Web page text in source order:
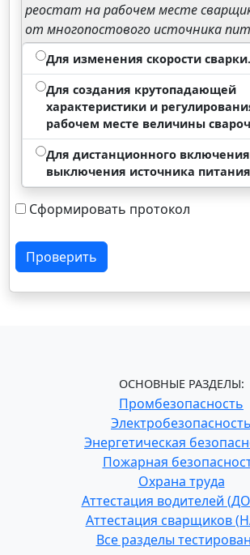
реостат на рабочем месте
от многопостового источника
Для изменения скорости сварки.
Для создания крутопадающей
характеристики и
рабочем месте величины
Для дистанционного
выключения источника
Сформировать протокол
Проверить
ОСНОВНЫЕ РАЗДЕЛЫ:
Промбезопасность
Электробезопасность
Энергетическая
Пожарная
Охрана труда
Аттестация водителей
Аттестация сварщиков
Все разделы